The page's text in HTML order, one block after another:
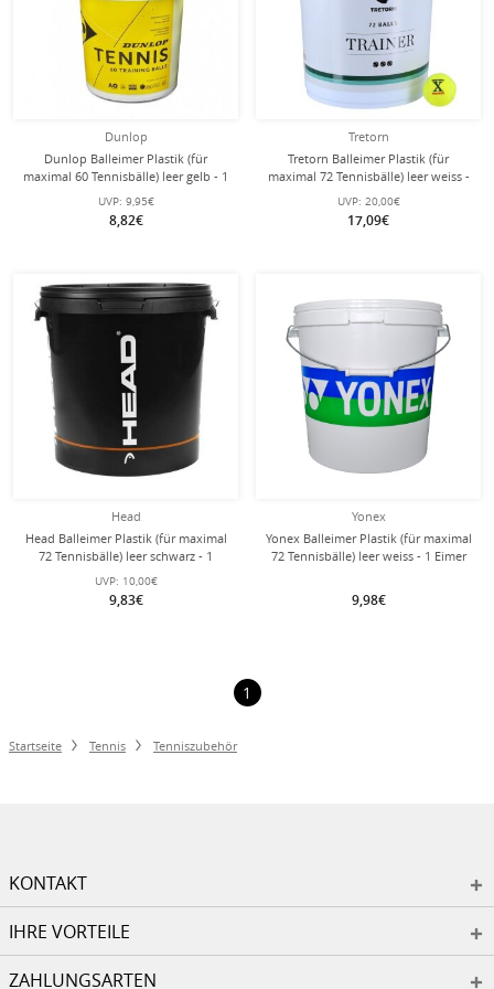
Dunlop
Dunlop Balleimer Plastik (für
maximal 60 Tennisbälle) leer gelb - 1
Eimer
UVP: 9,95€
8,82€
Tretorn
Tretorn Balleimer Plastik (für
maximal 72 Tennisbälle) leer weiss -
1 Eimer
UVP: 20,00€
17,09€
Head
Head Balleimer Plastik (für maximal
72 Tennisbälle) leer schwarz - 1
Eimer
UVP: 10,00€
9,83€
Yonex
Yonex Balleimer Plastik (für maximal
72 Tennisbälle) leer weiss - 1 Eimer
9,98€
1
Startseite Tennis Tenniszubehör
KONTAKT
IHRE VORTEILE
ZAHLUNGSARTEN